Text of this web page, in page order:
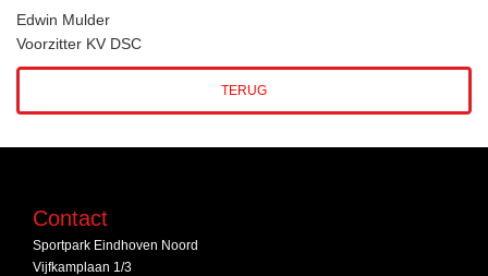
Edwin Mulder
Voorzitter KV DSC
TERUG
Contact
Sportpark Eindhoven Noord
Vijfkamplaan 1/3